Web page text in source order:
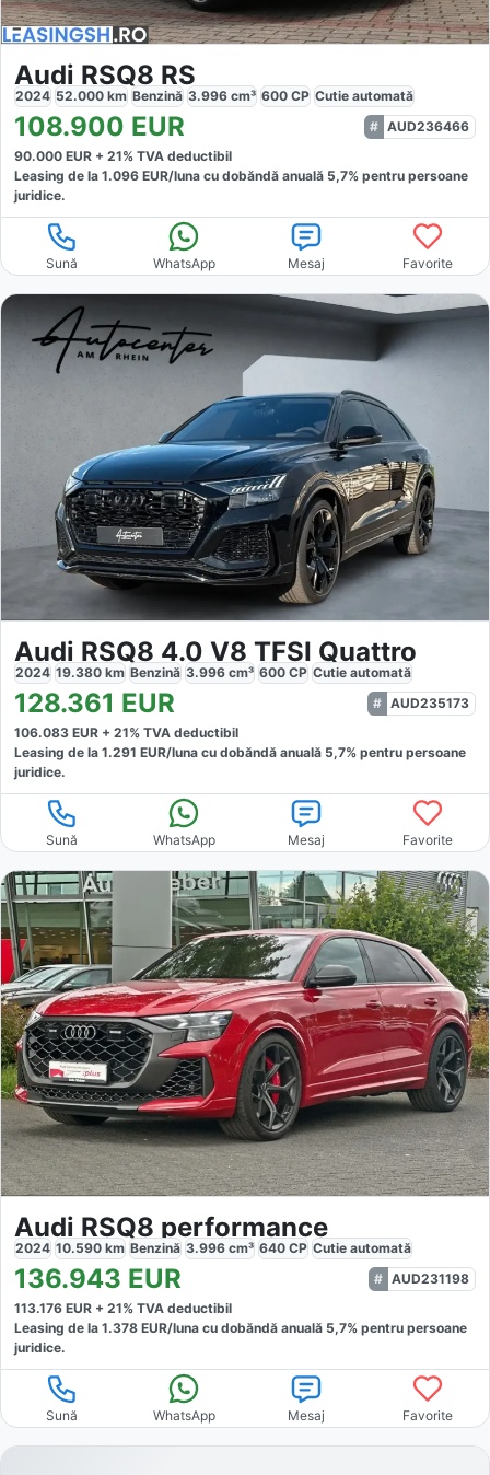
Audi RSQ8 RS
2024 52.000 km Benzină 3.996 cm³ 600 CP Cutie automată
108.900 EUR
AUD236466
90.000 EUR + 21% TVA deductibil
Leasing de la 1.096 EUR/luna cu dobăndă anuală 5,7% pentru persoane
juridice.
Sună WhatsApp Mesaj Favorite
Audi RSQ8 4.0 V8 TFSI Quattro
2024 19.380 km Benzină 3.996 cm³ 600 CP Cutie automată
128.361 EUR
AUD235173
106.083 EUR + 21% TVA deductibil
Leasing de la 1.291 EUR/luna cu dobăndă anuală 5,7% pentru persoane
juridice.
Sună WhatsApp Mesaj Favorite
Audi RSQ8 performance
2024 10.590 km Benzină 3.996 cm³ 640 CP Cutie automată
136.943 EUR
AUD231198
113.176 EUR + 21% TVA deductibil
Leasing de la 1.378 EUR/luna cu dobăndă anuală 5,7% pentru persoane
juridice.
Sună WhatsApp Mesaj Favorite